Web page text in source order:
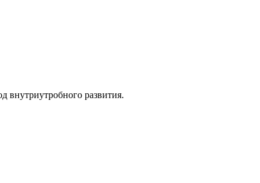
внутриутробного развития.